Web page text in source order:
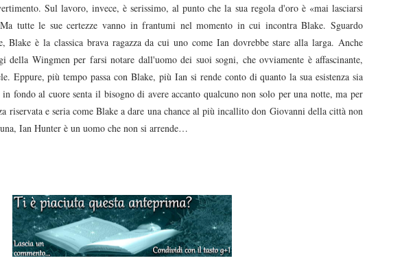
Sul lavoro, invece, è serissimo, al punto che la sua regola d'oro è «mai lasciarsi
tutte le sue certezze vanno in frantumi nel momento in cui incontra Blake. Sguardo
Blake è la classica brava ragazza da cui uno come Ian dovrebbe stare alla larga. Anche
della Wingmen per farsi notare dall'uomo dei suoi sogni, che ovviamente è affascinante,
Eppure, più tempo passa con Blake, più Ian si rende conto di quanto la sua esistenza sia
fondo al cuore senta il bisogno di avere accanto qualcuno non solo per una notte, ma per
riservata e seria come Blake a dare una chance al più incallito don Giovanni della città non
Ian Hunter è un uomo che non si arrende…